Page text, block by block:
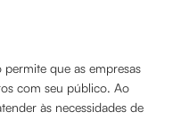
que as empresas
com seu público. Ao
às necessidades de